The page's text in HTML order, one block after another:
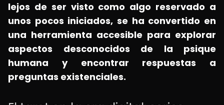
lejos de ser visto como algo reservado a
unos pocos iniciados, se ha convertido en
una herramienta accesible para explorar
aspectos desconocidos de la psique
humana y encontrar respuestas a
preguntas existenciales.